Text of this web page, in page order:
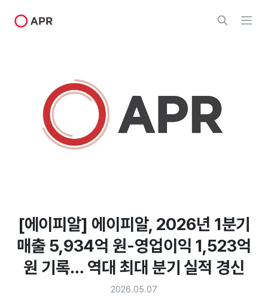
[에이피알] 에이피알, 2026년 1분기
매출 5,934억 원-영업이익 1,523억
원 기록… 역대 최대 분기 실적 경신
2026.05.07